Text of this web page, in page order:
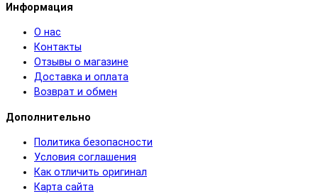
Информация
О нас
Контакты
Отзывы о магазине
Доставка и оплата
Возврат и обмен
Дополнительно
Политика безопасности
Условия соглашения
Как отличить оригинал
Карта сайта